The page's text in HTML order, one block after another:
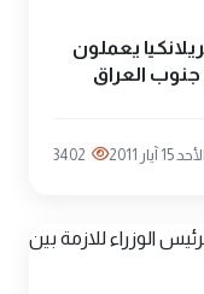
انتحار جماعية لـ33 سريلانكيا يعملون
العراق
الأحد 15 آيار 2011 3402